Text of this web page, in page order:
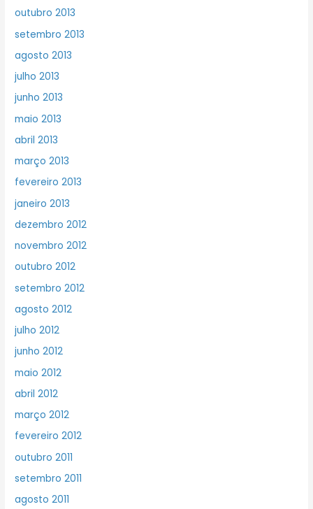
outubro 2013
setembro 2013
agosto 2013
julho 2013
junho 2013
maio 2013
abril 2013
março 2013
fevereiro 2013
janeiro 2013
dezembro 2012
novembro 2012
outubro 2012
setembro 2012
agosto 2012
julho 2012
junho 2012
maio 2012
abril 2012
março 2012
fevereiro 2012
outubro 2011
setembro 2011
agosto 2011